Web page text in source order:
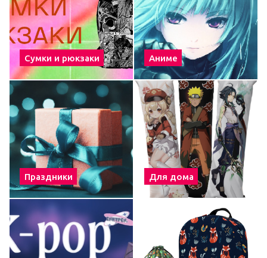
Сумки и рюкзаки Аниме
Праздники Для дома